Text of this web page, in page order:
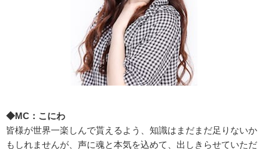
◆MC：こにわ
皆様が世界一楽しんで貰えるよう、知識はまだまだ足りないか
もしれませんが、声に魂と本気を込めて、出しきらせていただ